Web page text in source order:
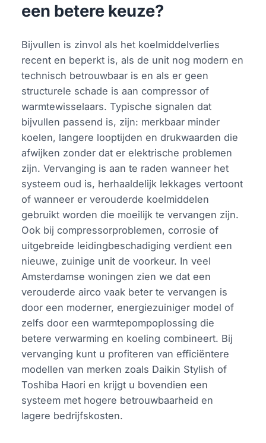
een betere keuze?
Bijvullen is zinvol als het koelmiddelverlies
recent en beperkt is, als de unit nog modern en
technisch betrouwbaar is en als er geen
structurele schade is aan compressor of
warmtewisselaars. Typische signalen dat
bijvullen passend is, zijn: merkbaar minder
koelen, langere looptijden en drukwaarden die
afwijken zonder dat er elektrische problemen
zijn. Vervanging is aan te raden wanneer het
systeem oud is, herhaaldelijk lekkages vertoont
of wanneer er verouderde koelmiddelen
gebruikt worden die moeilijk te vervangen zijn.
Ook bij compressorproblemen, corrosie of
uitgebreide leidingbeschadiging verdient een
nieuwe, zuinige unit de voorkeur. In veel
Amsterdamse woningen zien we dat een
verouderde airco vaak beter te vervangen is
door een moderner, energiezuiniger model of
zelfs door een warmtepompoplossing die
betere verwarming en koeling combineert. Bij
vervanging kunt u profiteren van efficiëntere
modellen van merken zoals Daikin Stylish of
Toshiba Haori en krijgt u bovendien een
systeem met hogere betrouwbaarheid en
lagere bedrijfskosten.